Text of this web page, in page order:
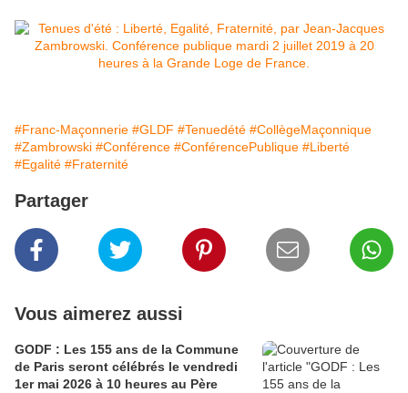
#Franc-Maçonnerie #GLDF #Tenuedété #CollègeMaçonnique
#Zambrowski #Conférence #ConférencePublique #Liberté
#Egalité #Fraternité
Partager
Vous aimerez aussi
GODF : Les 155 ans de la Commune
de Paris seront célébrés le vendredi
1er mai 2026 à 10 heures au Père